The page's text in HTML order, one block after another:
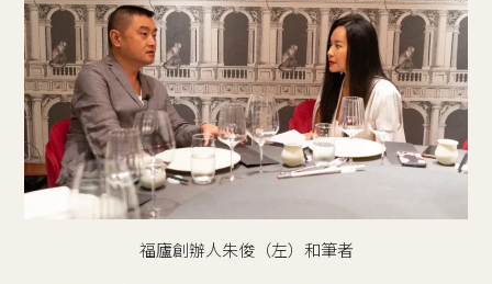
福廬創辦人朱俊（左）和筆者